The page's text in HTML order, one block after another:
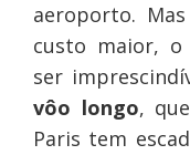
aeroporto.
custo maior,
ser
vôo longo,
Paris tem